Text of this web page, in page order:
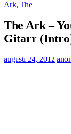
Ark, The
The Ark –
Gitarr
augusti 24, 2012